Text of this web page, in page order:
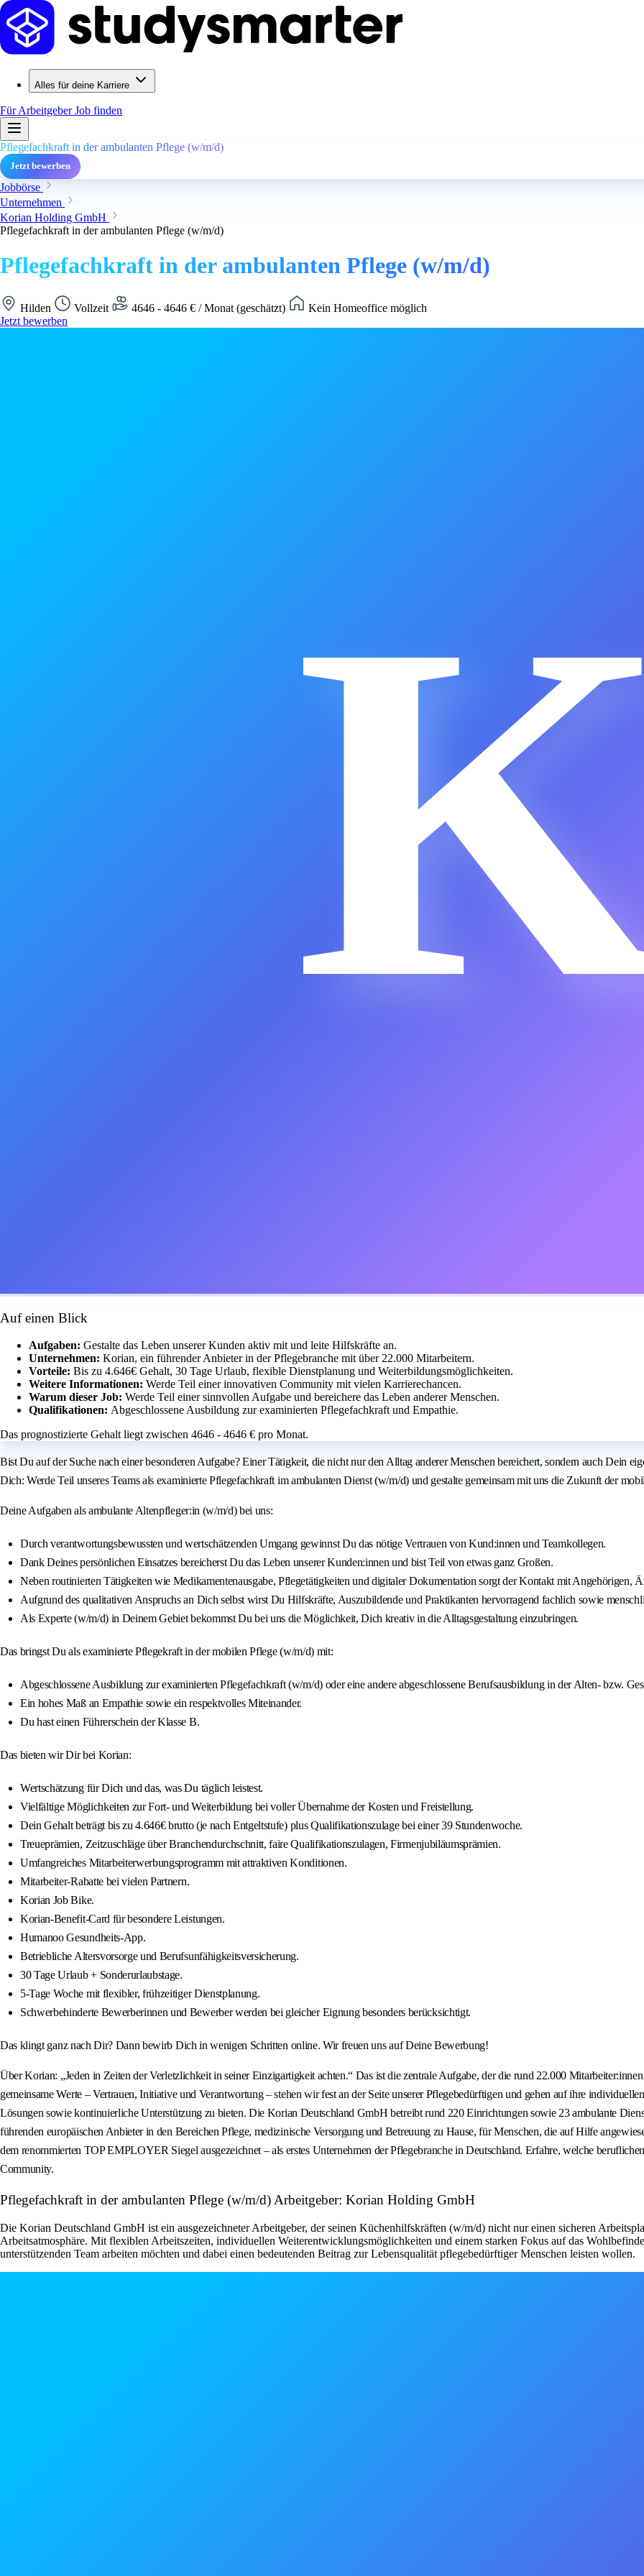
Alles für deine Karriere
Für ArbeitgeberJob finden
Pflegefachkraft in der ambulanten Pflege (w/m/d)
Jetzt bewerben
Jobbörse
Unternehmen
Korian Holding GmbH
Pflegefachkraft in der ambulanten Pflege (w/m/d)
Pflegefachkraft in der ambulanten Pflege (w/m/d)
Hilden Vollzeit 4646 - 4646 € / Monat (geschätzt)
Kein Homeoffice möglich
Jetzt bewerben
Auf einen Blick
Aufgaben: Gestalte das Leben unserer Kunden aktiv mit und leite Hilfskräfte an.
Unternehmen: Korian, ein führender Anbieter in der Pflegebranche mit über 22.000 Mitarbeitern.
Vorteile: Bis zu 4.646€ Gehalt, 30 Tage Urlaub, flexible Dienstplanung und Weiterbildungsmöglichkeiten.
Weitere Informationen: Werde Teil einer innovativen Community mit vielen Karrierechancen.
Warum dieser Job: Werde Teil einer sinnvollen Aufgabe und bereichere das Leben anderer Menschen.
Qualifikationen: Abgeschlossene Ausbildung zur examinierten Pflegefachkraft und Empathie.
Das prognostizierte Gehalt liegt zwischen 4646 - 4646 € pro Monat.
Bist Du auf der Suche nach einer besonderen Aufgabe? Einer Tätigkeit, die nicht nur den Alltag anderer Menschen bereichert, sondern auch Dein
Dich: Werde Teil unseres Teams als examinierte Pflegefachkraft im ambulanten Dienst (w/m/d) und gestalte gemeinsam mit uns die Zukunft der
Deine Aufgaben als ambulante Altenpfleger:in (w/m/d) bei uns:
Durch verantwortungsbewussten und wertschätzenden Umgang gewinnst Du das nötige Vertrauen von Kund:innen und Teamkollegen.
Dank Deines persönlichen Einsatzes bereicherst Du das Leben unserer Kunden:innen und bist Teil von etwas ganz Großen.
Neben routinierten Tätigkeiten wie Medikamentenausgabe, Pflegetätigkeiten und digitaler Dokumentation sorgt der Kontakt mit Angehörigen,
Aufgrund des qualitativen Anspruchs an Dich selbst wirst Du Hilfskräfte, Auszubildende und Praktikanten hervorragend fachlich sowie
Als Experte (w/m/d) in Deinem Gebiet bekommst Du bei uns die Möglichkeit, Dich kreativ in die Alltagsgestaltung einzubringen.
Das bringst Du als examinierte Pflegekraft in der mobilen Pflege (w/m/d) mit:
Abgeschlossene Ausbildung zur examinierten Pflegefachkraft (w/m/d) oder eine andere abgeschlossene Berufsausbildung in der Alten- bzw.
Ein hohes Maß an Empathie sowie ein respektvolles Miteinander.
Du hast einen Führerschein der Klasse B.
Das bieten wir Dir bei Korian:
Wertschätzung für Dich und das, was Du täglich leistest.
Vielfältige Möglichkeiten zur Fort- und Weiterbildung bei voller Übernahme der Kosten und Freistellung.
Dein Gehalt beträgt bis zu 4.646€ brutto (je nach Entgeltstufe) plus Qualifikationszulage bei einer 39 Stundenwoche.
Treueprämien, Zeitzuschläge über Branchendurchschnitt, faire Qualifikationszulagen, Firmenjubiläumsprämien.
Umfangreiches Mitarbeiterwerbungsprogramm mit attraktiven Konditionen.
Mitarbeiter-Rabatte bei vielen Partnern.
Korian Job Bike.
Korian-Benefit-Card für besondere Leistungen.
Humanoo Gesundheits-App.
Betriebliche Altersvorsorge und Berufsunfähigkeitsversicherung.
30 Tage Urlaub + Sonderurlaubstage.
5-Tage Woche mit flexibler, frühzeitiger Dienstplanung.
Schwerbehinderte Bewerberinnen und Bewerber werden bei gleicher Eignung besonders berücksichtigt.
Das klingt ganz nach Dir? Dann bewirb Dich in wenigen Schritten online. Wir freuen uns auf Deine Bewerbung!
Über Korian: „Jeden in Zeiten der Verletzlichkeit in seiner Einzigartigkeit achten.“ Das ist die zentrale Aufgabe, der die rund 22.000
gemeinsame Werte – Vertrauen, Initiative und Verantwortung – stehen wir fest an der Seite unserer Pflegebedürftigen und gehen auf ihre
Lösungen sowie kontinuierliche Unterstützung zu bieten. Die Korian Deutschland GmbH betreibt rund 220 Einrichtungen sowie 23 ambulante
führenden europäischen Anbieter in den Bereichen Pflege, medizinische Versorgung und Betreuung zu Hause, für Menschen, die auf Hilfe
dem renommierten TOP EMPLOYER Siegel ausgezeichnet – als erstes Unternehmen der Pflegebranche in Deutschland. Erfahre, welche
Community.
Pflegefachkraft in der ambulanten Pflege (w/m/d) Arbeitgeber: Korian Holding GmbH
Die Korian Deutschland GmbH ist ein ausgezeichneter Arbeitgeber, der seinen Küchenhilfskräften (w/m/d) nicht nur einen sicheren
Arbeitsatmosphäre. Mit flexiblen Arbeitszeiten, individuellen Weiterentwicklungsmöglichkeiten und einem starken Fokus auf das
unterstützenden Team arbeiten möchten und dabei einen bedeutenden Beitrag zur Lebensqualität pflegebedürftiger Menschen leisten wollen.